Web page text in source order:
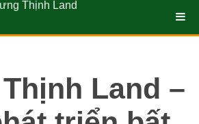
Thịnh Land